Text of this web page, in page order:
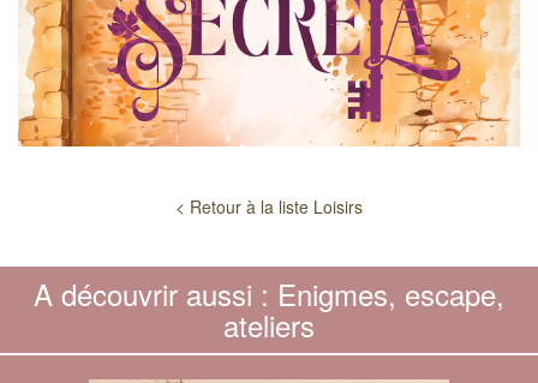
< Retour à la liste Loisirs
A découvrir aussi : Enigmes, escape,
ateliers